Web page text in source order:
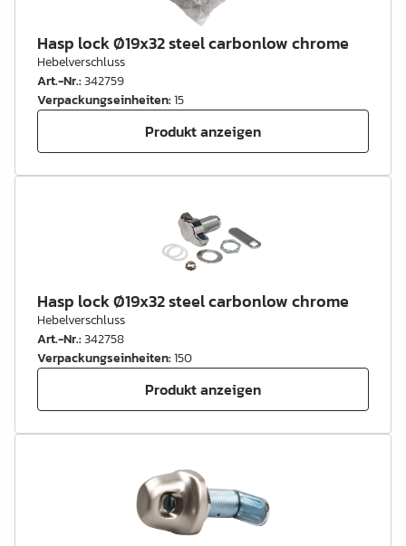
Hasp lock Ø19x32 steel carbonlow chrome
Hebelverschluss
Art.-Nr.:342759
Verpackungseinheiten:15
Produkt anzeigen
Hasp lock Ø19x32 steel carbonlow chrome
Hebelverschluss
Art.-Nr.:342758
Verpackungseinheiten:150
Produkt anzeigen